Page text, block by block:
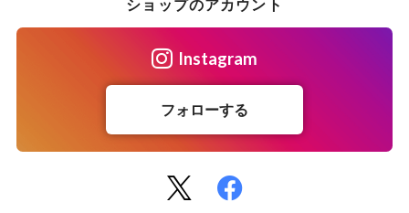
ショップのアカウント
Instagram
フォローする